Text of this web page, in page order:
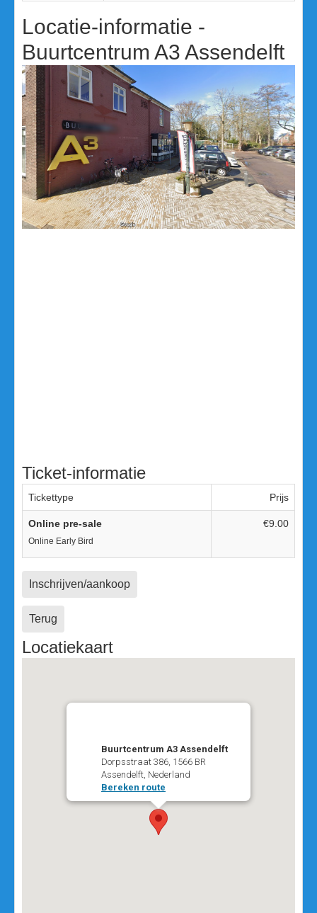
Locatie-informatie -
Buurtcentrum A3 Assendelft
Ticket-informatie
Tickettype Prijs
Online pre-sale
Online Early Bird
€9.00
Inschrijven/aankoop
Terug
Locatiekaart
Buurtcentrum A3 Assendelft
Dorpsstraat 386, 1566 BR
Assendelft, Nederland
Bereken route